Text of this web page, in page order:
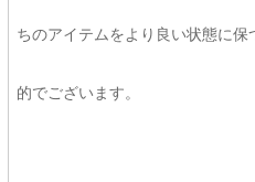
ちのアイテムをより良い状態に
的でございます。